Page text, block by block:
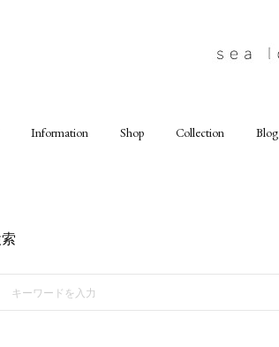
Information Shop Collection Blog